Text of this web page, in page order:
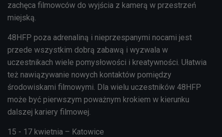
zachęca filmowców do wyjścia z kamerą w przestrzeń
miejską.
48HFP poza adrenaliną i nieprzespanymi nocami jest
przede wszystkim dobrą zabawą i wyzwala w
uczestnikach wiele pomysłowości i kreatywności. Ułatwia
też nawiązywanie nowych kontaktów pomiędzy
środowiskami filmowymi. Dla wielu uczestników 48HFP
może być pierwszym poważnym krokiem w kierunku
dalszej kariery filmowej.
15 - 17 kwietnia – Katowice